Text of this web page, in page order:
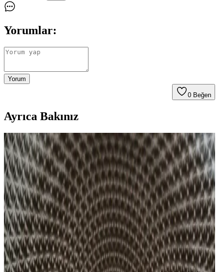
Yorumlar:
Yorum
0 Beğen
Ayrıca Bakınız
Toshiba 19V 3.95A Notebook Adaptörü: Teknik
Özellikler ve Kullanım Analizi
Toshiba 19V 3.95A notebook adaptörü, yüksek performans ve geniş
uyumluluk sağlayan güvenilir bir güç kaynağıdır. Farklı modellerle
uyumlu, stabil enerji ve uzun ömür sunar.
MacBook Neo Şarj Performansı ve Uyumlu Apple
Şarj Cihazları İncelemesi
MacBook Neo, maksimum 30W şarj gücüne sahip olup kutudan
20W şarj cihazı ile çıkmaktadır. 35W ve üzeri şarj cihazları cihazın
tam kapasitesinde hızlı şarj sağlar ve USB Power Delivery desteği
geniş uyumluluk sunar.